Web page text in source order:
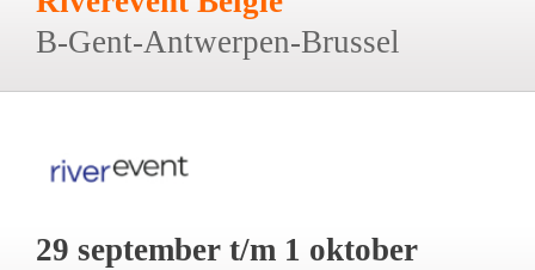
B-Gent-Antwerpen-Brussel
29 september t/m 1 oktober